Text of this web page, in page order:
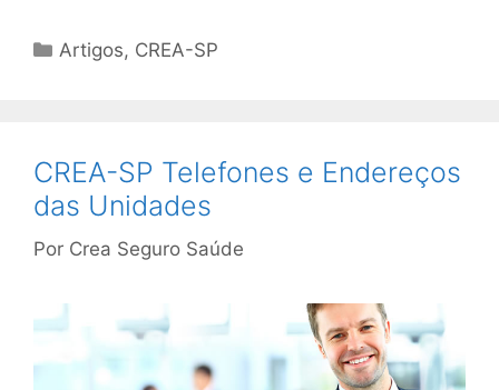
Artigos, CREA-SP
CREA-SP Telefones e Endereços
das Unidades
Por Crea Seguro Saúde